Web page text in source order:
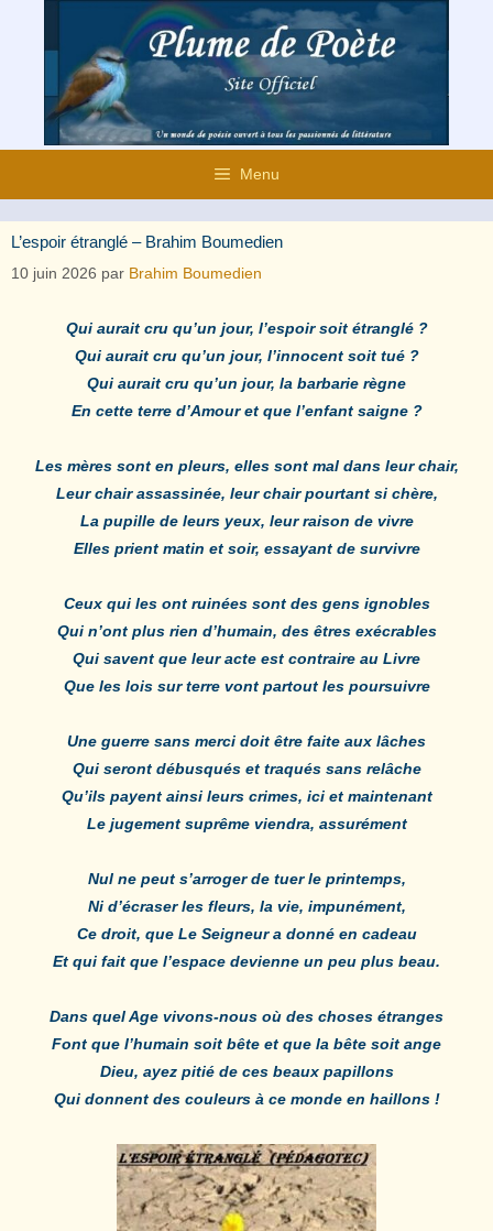
contenu
Menu
L’espoir étranglé – Brahim Boumedien
10 juin 2026 par Brahim Boumedien
Qui aurait cru qu’un jour, l’espoir soit étranglé ?
Qui aurait cru qu’un jour, l’innocent soit tué ?
Qui aurait cru qu’un jour, la barbarie règne
En cette terre d’Amour et que l’enfant saigne ?
Les mères sont en pleurs, elles sont mal dans leur chair,
Leur chair assassinée, leur chair pourtant si chère,
La pupille de leurs yeux, leur raison de vivre
Elles prient matin et soir, essayant de survivre
Ceux qui les ont ruinées sont des gens ignobles
Qui n’ont plus rien d’humain, des êtres exécrables
Qui savent que leur acte est contraire au Livre
Que les lois sur terre vont partout les poursuivre
Une guerre sans merci doit être faite aux lâches
Qui seront débusqués et traqués sans relâche
Qu’ils payent ainsi leurs crimes, ici et maintenant
Le jugement suprême viendra, assurément
Nul ne peut s’arroger de tuer le printemps,
Ni d’écraser les fleurs, la vie, impunément,
Ce droit, que Le Seigneur a donné en cadeau
Et qui fait que l’espace devienne un peu plus beau.
Dans quel Age vivons-nous où des choses étranges
Font que l’humain soit bête et que la bête soit ange
Dieu, ayez pitié de ces beaux papillons
Qui donnent des couleurs à ce monde en haillons !